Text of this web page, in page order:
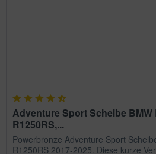
Adventure Sport Scheibe BMW
R1250RS,...
Powerbronze Adventure Sport
R1250RS 2017-2025. Diese kurze